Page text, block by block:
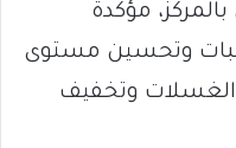
مؤكدة
وتحسين مستوى
الغسلات وتخفيف